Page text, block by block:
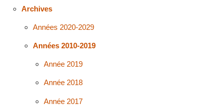
Archives
Années 2020-2029
Années 2010-2019
Année 2019
Année 2018
Année 2017